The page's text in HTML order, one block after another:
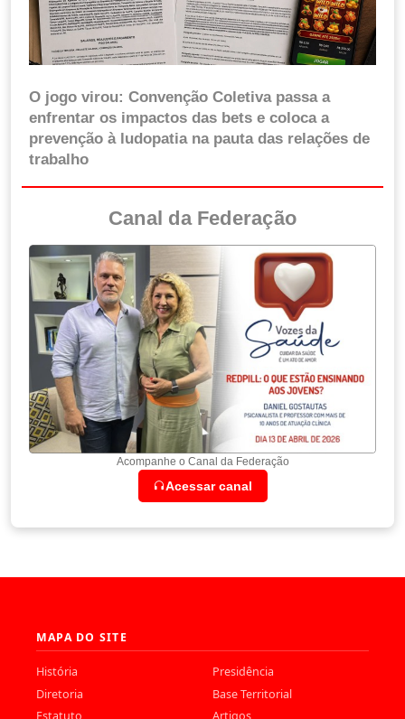
O jogo virou: Convenção Coletiva passa a
enfrentar os impactos das bets e coloca a
prevenção à ludopatia na pauta das relações de
trabalho
Canal da Federação
Acompanhe o Canal da Federação
Acessar canal
MAPA DO SITE
História
Presidência
Diretoria
Base Territorial